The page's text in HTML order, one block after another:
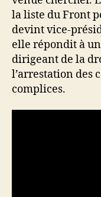
la liste du Front
devint vice-
elle répondit à
dirigeant de la
l’arrestation des
complices.